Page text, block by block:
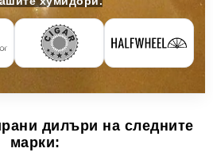
дилъри на следните
марки: